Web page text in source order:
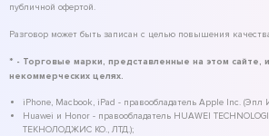
публичной офертой.
Разговор может быть записан с целью повышения
* - Торговые марки, представленные на этом сайте,
некоммерческих целях.
iPhone, Macbook, iPad - правообладатель Apple Inc. (Эпл
Huawei и Honor - правообладатель HUAWEI
ТЕКНОЛОДЖИС КО., ЛТД.);